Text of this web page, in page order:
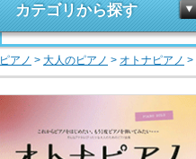
カテゴリから探す
ピアノ > 大人のピアノ > オトナピアノ >